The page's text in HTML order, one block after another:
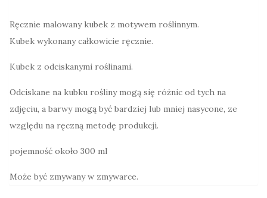
Ręcznie malowany kubek z motywem roślinnym.
Kubek wykonany całkowicie ręcznie.
Kubek z odciskanymi roślinami.
Odciskane na kubku rośliny mogą się różnic od tych na
zdjęciu, a barwy mogą być bardziej lub mniej nasycone, ze
względu na ręczną metodę produkcji.
pojemność około 300 ml
Może być zmywany w zmywarce.